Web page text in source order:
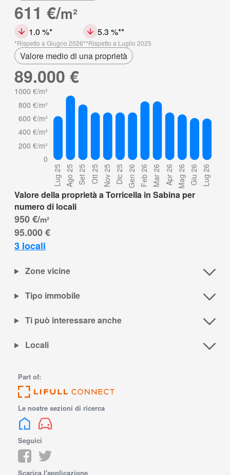
611 €/m²
1.0 %
Rispetto a Giugno 2026
5.3 %
Rispetto a Luglio 2025
Valore medio di una proprietà
89.000 €
Valore della proprietà a Torricella in Sabina per
numero di locali
95.000 €
950 €/m²
3 locali
Zone vicine
Tipo immobile
Ti può interessare anche
Locali
Part of:
Le nostre sezioni di ricerca
Seguici
Scarica l'applicazione